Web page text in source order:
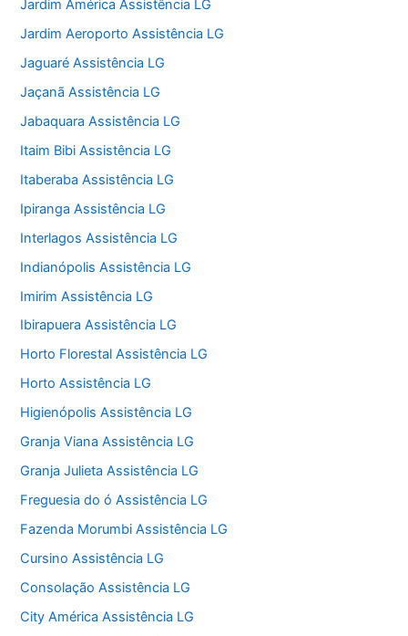
Jardim América Assistência LG
Jardim Aeroporto Assistência LG
Jaguaré Assistência LG
Jaçanã Assistência LG
Jabaquara Assistência LG
Itaim Bibi Assistência LG
Itaberaba Assistência LG
Ipiranga Assistência LG
Interlagos Assistência LG
Indianópolis Assistência LG
Imirim Assistência LG
Ibirapuera Assistência LG
Horto Florestal Assistência LG
Horto Assistência LG
Higienópolis Assistência LG
Granja Viana Assistência LG
Granja Julieta Assistência LG
Freguesia do ó Assistência LG
Fazenda Morumbi Assistência LG
Cursino Assistência LG
Consolação Assistência LG
City América Assistência LG